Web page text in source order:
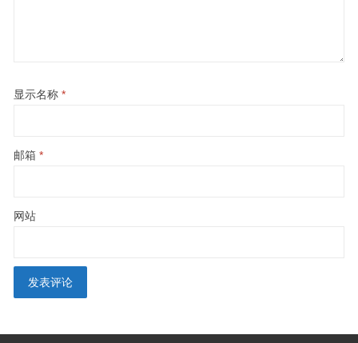
显示名称 *
邮箱 *
网站